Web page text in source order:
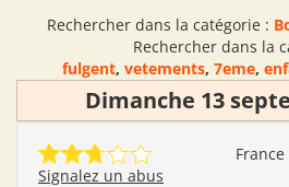
Rechercher dans la catégorie :
Rechercher dans la
fulgent, vetements, 7eme,
Dimanche 13
France
Signalez un abus